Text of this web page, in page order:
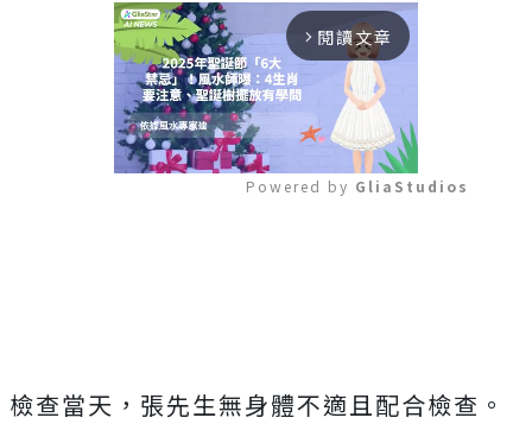
arrow_forward_ios 閱讀文章
Powered by GliaStudios
檢查當天，張先生無身體不適且配合檢查。